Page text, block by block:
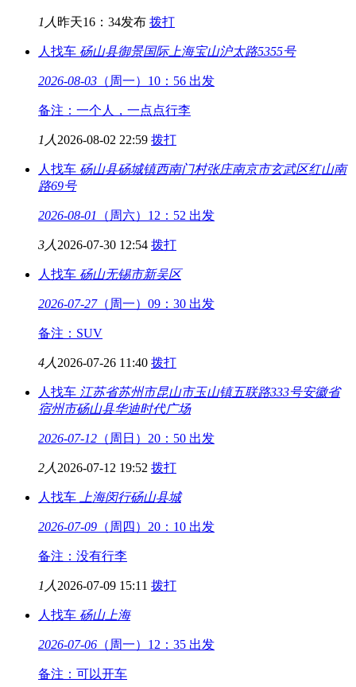
1人 昨天16：34发布 拨打
人找车 砀山县御景国际上海宝山沪太路5355号
2026-08-03 （周一）10：56 出发
备注：一个人，一点点行李
1人 2026-08-02 22:59 拨打
人找车 砀山县砀城镇西南门村张庄南京市玄武区红山南
路69号
2026-08-01 （周六）12：52 出发
3人 2026-07-30 12:54 拨打
人找车 砀山无锡市新吴区
2026-07-27（周一）09：30 出发
备注：SUV
4人 2026-07-26 11:40 拨打
人找车 江苏省苏州市昆山市玉山镇五联路333号安徽省
宿州市砀山县华迪时代广场
2026-07-12 （周日）20：50 出发
2人 2026-07-12 19:52 拨打
人找车 上海闵行砀山县城
2026-07-09 （周四）20：10 出发
备注：没有行李
1人 2026-07-09 15:11 拨打
人找车 砀山上海
2026-07-06 （周一）12：35 出发
备注：可以开车